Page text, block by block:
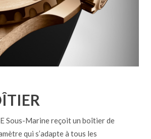
Sous-Marine reçoit un boîtier de
qui s’adapte à tous les